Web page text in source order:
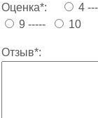
Оценка*: 4
9 -----
10
Отзыв*: